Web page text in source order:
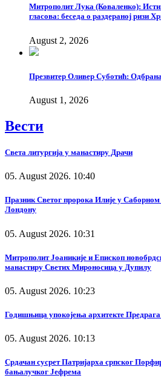
Митрополит Лука (Коваленко):
гласова: беседа о раздераној ризи
August 2, 2026
Презвитер Оливер Суботић:
August 1, 2026
Вести
Света литургија у манастиру Драчи
05. August 2026. 10:40
Празник Светог пророка Илије у
Лондону
05. August 2026. 10:31
Митрополит Јоаникије и Епископ
манастиру Светих Мироносица у Дупилу
05. August 2026. 10:23
Годишњица упокојења архитекте
05. August 2026. 10:13
Срдачан сусрет Патријарха српског
бањалучког Јефрема